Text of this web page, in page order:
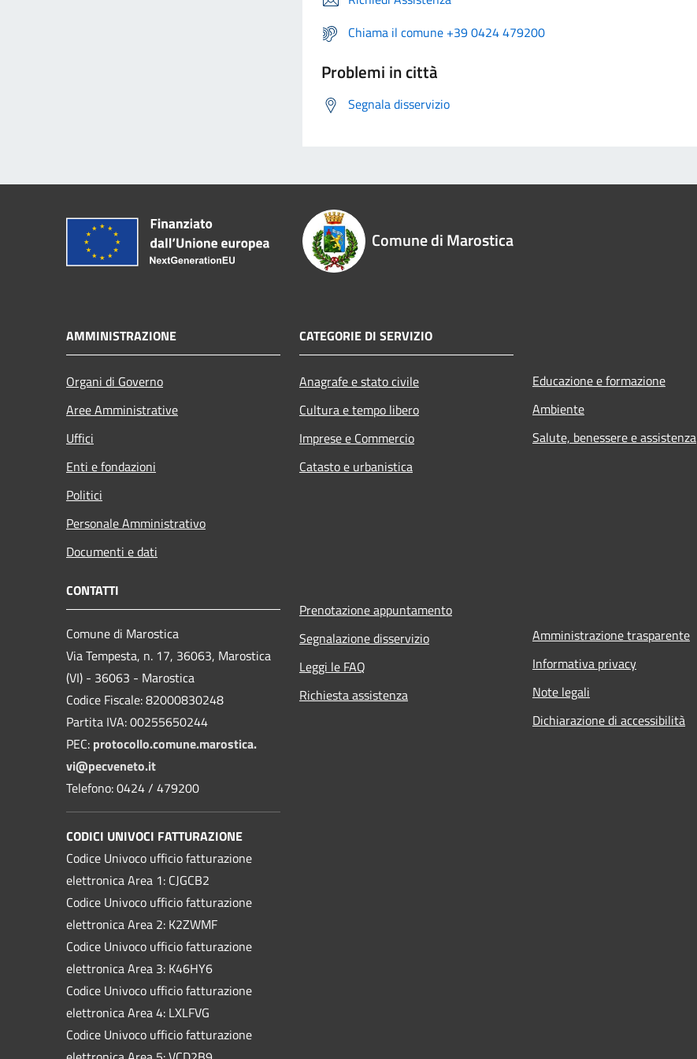
Chiama il comune +39 0424 479200
Problemi in città
Segnala disservizio
Comune di Marostica
AMMINISTRAZIONE
Organi di Governo
Aree Amministrative
Uffici
Enti e fondazioni
Politici
Personale Amministrativo
Documenti e dati
CATEGORIE DI SERVIZIO
Anagrafe e stato civile
Cultura e tempo libero
Imprese e Commercio
Catasto e urbanistica
Educazione e formazione
Ambiente
Salute, benessere e assistenza
CONTATTI
Comune di Marostica
Via Tempesta, n. 17, 36063, Marostica
(VI) - 36063 - Marostica
Codice Fiscale: 82000830248
Partita IVA: 00255650244
PEC: protocollo.comune.marostica.
vi@pecveneto.it
Telefono: 0424 / 479200
CODICI UNIVOCI FATTURAZIONE
Codice Univoco ufficio fatturazione
elettronica Area 1: CJGCB2
Codice Univoco ufficio fatturazione
elettronica Area 2: K2ZWMF
Codice Univoco ufficio fatturazione
elettronica Area 3: K46HY6
Codice Univoco ufficio fatturazione
elettronica Area 4: LXLFVG
Codice Univoco ufficio fatturazione
Prenotazione appuntamento
Segnalazione disservizio
Leggi le FAQ
Richiesta assistenza
Amministrazione trasparente
Informativa privacy
Note legali
Dichiarazione di accessibilità